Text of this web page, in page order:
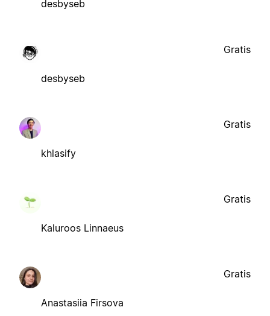
desbyseb
desbyseb
Gratis
khlasify
Gratis
Kaluroos Linnaeus
Gratis
Anastasiia Firsova
Gratis